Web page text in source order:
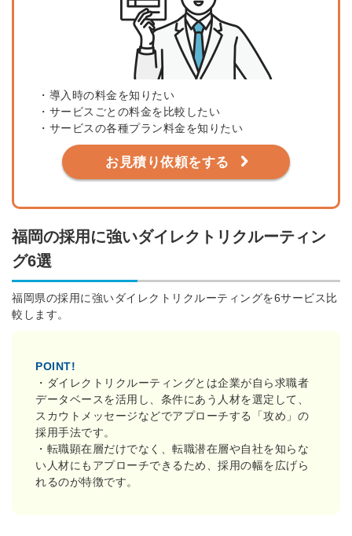
・導入時の料金を知りたい
・サービスごとの料金を比較したい
・サービスの各種プラン料金を知りたい
お見積り依頼をする
福岡の採用に強いダイレクトリクルーティン
グ6選
福岡県の採用に強いダイレクトリクルーティングを6サービス比
較します。
POINT!
・ダイレクトリクルーティングとは企業が自ら求職者
データベースを活用し、条件にあう人材を選定して、
スカウトメッセージなどでアプローチする「攻め」の
採用手法です。
・転職顕在層だけでなく、転職潜在層や自社を知らな
い人材にもアプローチできるため、採用の幅を広げら
れるのが特徴です。